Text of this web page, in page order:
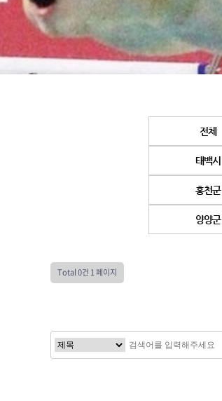
전체
태백시
홍천군
양양군
Total 0건 1 페이지